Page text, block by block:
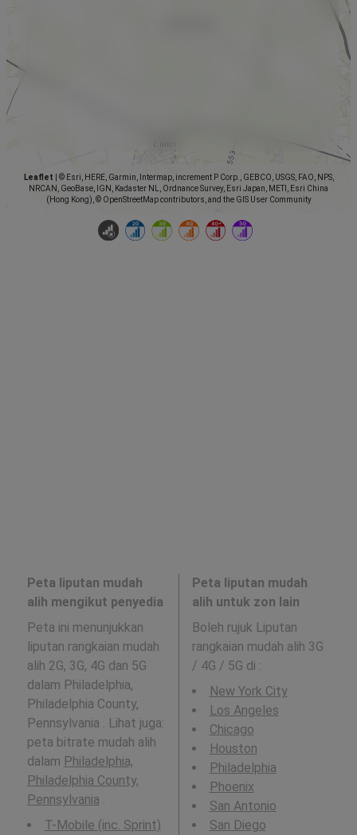
Leaflet
© Esri, HERE, Garmin, Intermap, increment P Corp., GEBCO, USGS, FAO, NPS,
NRCAN, GeoBase, IGN, Kadaster NL, Ordnance Survey, Esri Japan, METI, Esri China
(Hong Kong), © OpenStreetMap contributors, and the GIS User Community
Peta liputan mudah
alih mengikut penyedia
Peta ini menunjukkan
liputan rangkaian mudah
alih 2G, 3G, 4G dan 5G
dalam Philadelphia,
Philadelphia County,
Pennsylvania . Lihat juga:
peta bitrate mudah alih
dalam Philadelphia,
Philadelphia County,
Pennsylvania
T-Mobile (inc. Sprint)
Peta liputan mudah
alih untuk zon lain
Boleh rujuk Liputan
rangkaian mudah alih 3G
/ 4G / 5G di :
New York City
Los Angeles
Chicago
Houston
Philadelphia
Phoenix
San Antonio
San Diego